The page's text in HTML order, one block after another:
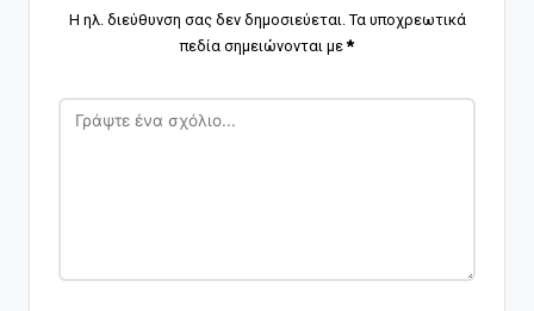
Η ηλ. διεύθυνση σας δεν δημοσιεύεται. Τα υποχρεωτικά
πεδία σημειώνονται με*